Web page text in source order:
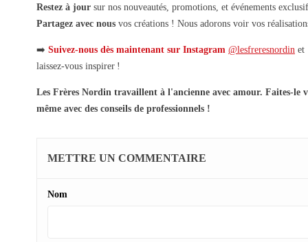
Restez à jour sur nos nouveautés, promotions, et événements
Partagez avec nous vos créations ! Nous adorons voir vos
➡️ Suivez-nous dès maintenant sur Instagram @lesfreresnordin et
laissez-vous inspirer !
Les Frères Nordin travaillent à l'ancienne avec amour. Faites-le
même avec des conseils de professionnels !
METTRE UN COMMENTAIRE
Nom